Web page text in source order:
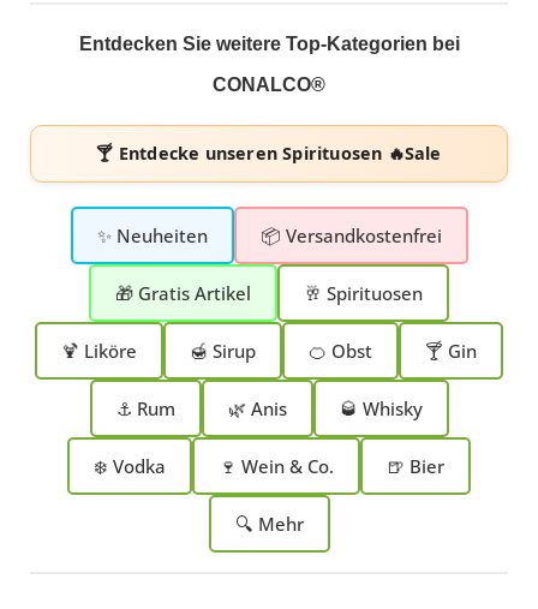
Entdecken Sie weitere Top-Kategorien bei
CONALCO®
🍸 Entdecke unserenSpirituosen 🔥Sale
✨ Neuheiten 📦 Versandkostenfrei
🎁 Gratis Artikel 🥂 Spirituosen
🍹 Liköre 🍯 Sirup 🍊 Obst 🍸 Gin
⚓ Rum 🌿 Anis 🥃 Whisky
❄️ Vodka 🍷 Wein & Co. 🍺 Bier
🔍 Mehr